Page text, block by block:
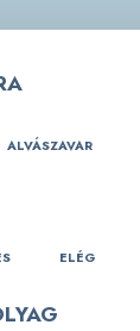
ALVÁSZAVAR
ELÉG